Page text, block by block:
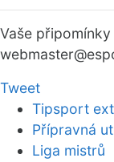
Vaše
webmaster
Tweet
Tipsport
Přípravná
Liga mistrů